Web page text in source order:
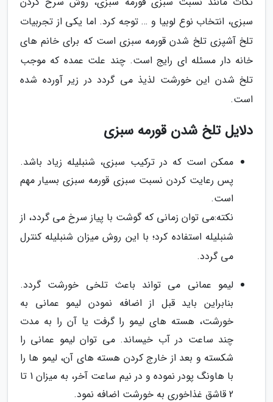
سبزی، انتخاب نوع لوبیا و … توجه کرد. اما یکی از تجربیات
تلخ آشپزی تلخ شدن قورمه سبزی است که برای خانم های
خانه دار مسئله ای رایج است. چند علت عمده که موجب
تلخ شدن این خورشت لذیذ می گردد در زیر آورده شده
است.
دلایل تلخ شدن قورمه سبزی
ممکن است که در ترکیب سبزی، شنبلیله زیاد باشد.
پس رعایت کردن نسبت سبزی قورمه سبزی بسیار مهم
است.
نکته:می توان زمانی که گوشت با پیاز سرخ می گردد، از
شنبلیله استفاده کرد؛ با این روش میزان شنبلیله کنترل
می گردد.
لیمو عمانی می تواند باعث تلخی خورشت گردد.
بنابراین باید قبل از اضافه نمودن لیمو عمانی به
خورشت، هسته های لیمو را گرفت یا آن را به مدت
چند ساعت در آب خیساند. می توان لیمو عمانی را
شکسته و بعد از خارج کردن هسته های آن، لیمو ها را
با هاونگ پودر نموده و در نیم ساعت آخر، به میزان 1 تا
2 قاشق غذاخوری به خورشت اضافه نمود.